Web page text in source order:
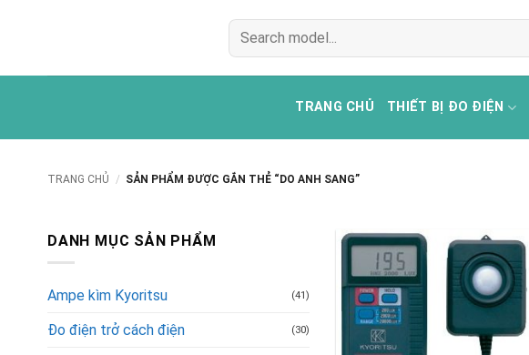
dung
Tìm
kiếm:
TRANG CHỦ THIẾT BỊ ĐO ĐIỆN
TRANG CHỦ / SẢN PHẨM ĐƯỢC GẮN THẺ “DO ANH SANG”
DANH MỤC SẢN PHẨM
Ampe kìm Kyoritsu (41)
Đo điện trở cách điện (30)